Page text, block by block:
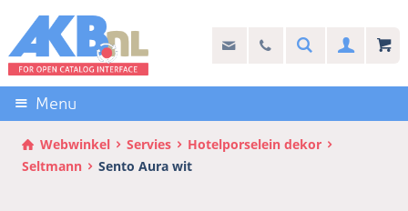
links
over
Direct
naar
de
inhoud
Direct
info@akb.nl
Stel uw vraag
030 69 50 814Search
Menu
Webwinkel Servies
Hotelporselein dekor
Seltmann
Sento Aura wit